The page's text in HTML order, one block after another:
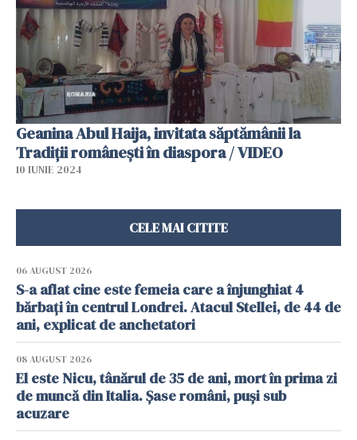
Geanina Abul Haija, invitata săptămânii la
Tradiții românești în diaspora / VIDEO
10 IUNIE 2024
CELE MAI CITITE
06 AUGUST 2026
S-a aflat cine este femeia care a înjunghiat 4
bărbați în centrul Londrei. Atacul Stellei, de 44 de
ani, explicat de anchetatori
08 AUGUST 2026
El este Nicu, tânărul de 35 de ani, mort în prima zi
de muncă din Italia. Șase români, puși sub
acuzare